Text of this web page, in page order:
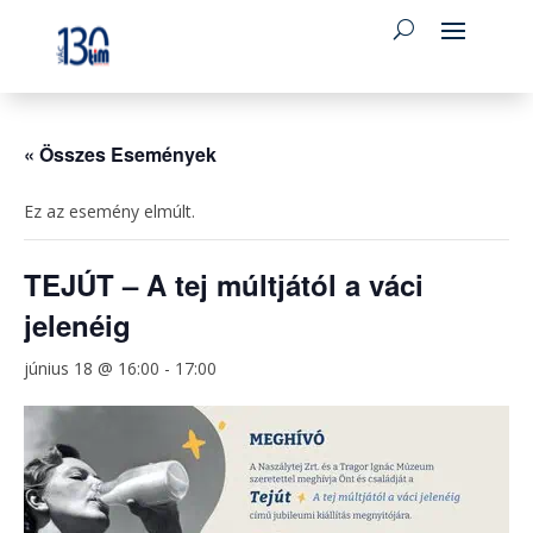
« Összes Események
Ez az esemény elmúlt.
TEJÚT – A tej múltjától a váci
jelenéig
június 18 @ 16:00 - 17:00